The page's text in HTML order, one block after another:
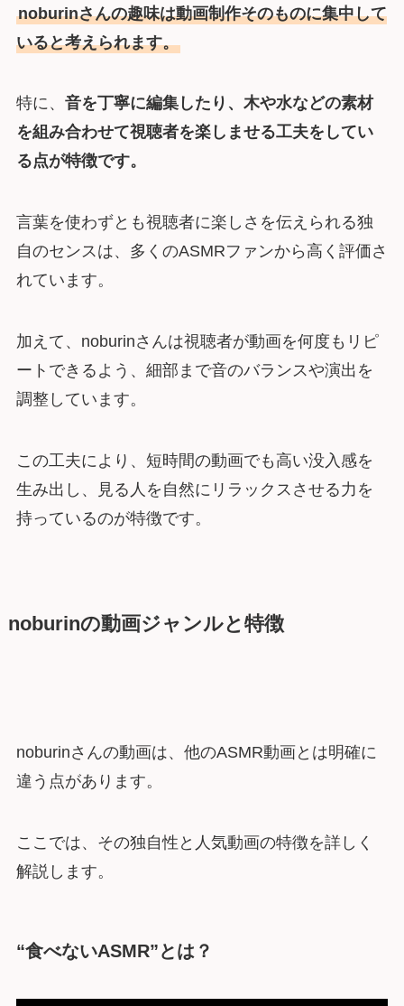
noburinさんの趣味は動画制作そのものに集中して
いると考えられます。
特に、 音を丁寧に編集したり、木や水などの素材
を組み合わせて視聴者を楽しませる工夫をしてい
る点が特徴です。
言葉を使わずとも視聴者に楽しさを伝えられる独
自のセンスは、多くのASMRファンから高く評価さ
れています。
加えて、noburinさんは視聴者が動画を何度もリピ
ートできるよう、細部まで音のバランスや演出を
調整しています。
この工夫により、短時間の動画でも高い没入感を
生み出し、見る人を自然にリラックスさせる力を
持っているのが特徴です。
noburinの動画ジャンルと特徴
noburinさんの動画は、他のASMR動画とは明確に
違う点があります。
ここでは、その独自性と人気動画の特徴を詳しく
解説します。
“食べないASMR”とは？